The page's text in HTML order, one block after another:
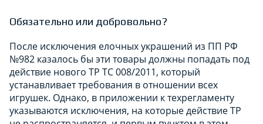
Обязательно или добровольно?
После исключения елочных украшений из ПП РФ
№982 казалось бы эти товары должны попадать под
действие нового ТР ТС 008/2011, который
устанавливает требования в отношении всех
игрушек. Однако, в приложении к техрегламенту
указываются исключения, на которые действие ТР